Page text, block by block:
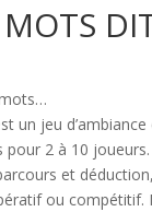
MOTS
un jeu d’ambiance
pour 2 à 10 joueurs
et
ou compétitif.